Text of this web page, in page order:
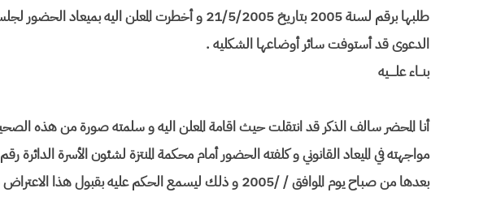
طلبها برقم لسنة 2005 بتاريخ 21/5/2005 و أخطرت المعلن
الدعوى قد أستوفت سائر أوضاعها الشكليه .
بنــاء علــــيه
أنا المحضر سالف الذكر قد انتقلت حيث اقامة المعلن اليه و سلمته صورة من هذه
مواجهته في الميعاد القانوني و كلفته الحضور أمام محكمة المنتزة لشئون الأسرة
بعدها من صباح يوم الموافق / /2005 و ذلك ليسمع الحكم عليه